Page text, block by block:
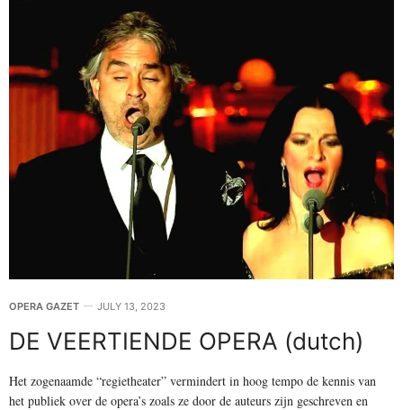
OPERA GAZET JULY 13, 2023
DE VEERTIENDE OPERA (dutch)
Het zogenaamde “regietheater” vermindert in hoog tempo de kennis van
het publiek over de opera’s zoals ze door de auteurs zijn geschreven en